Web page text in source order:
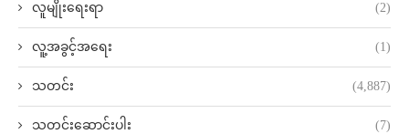
လူမျိုးရေးရာ (2)
လူ့အခွင့်အရေး (1)
သတင်း (4,887)
သတင်းဆောင်းပါး (7)